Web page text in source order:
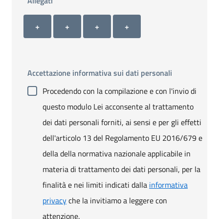
Allegato 1
+
Allegato 2
+
Allegato 3
+
Allegato 4
+
Accettazione informativa sui dati personali
Procedendo con la compilazione e con l'invio di
questo modulo Lei acconsente al trattamento
dei dati personali forniti, ai sensi e per gli effetti
dell'articolo 13 del Regolamento EU 2016/679 e
della della normativa nazionale applicabile in
materia di trattamento dei dati personali, per la
finalità e nei limiti indicati dalla informativa
privacyche la invitiamo a leggere con
attenzione.